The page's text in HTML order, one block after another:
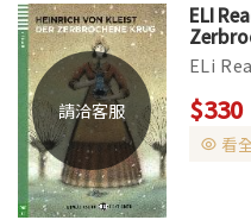
請洽客服
ELI
audio
ELi
系列書
有可能
下載
$330
看